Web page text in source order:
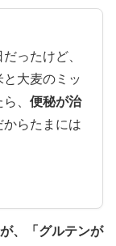
ったけど、
大麦のミッ
、 便秘が治
らたまには
、「グルテンが